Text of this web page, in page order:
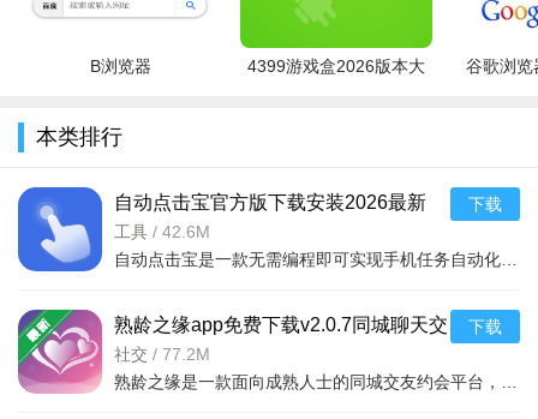
B浏览器
4399游戏盒2026版本大
谷歌浏览
本类排行
自动点击宝官方版下载安装2026最新
v26.07.27安卓版
工具 / 42.6M
下载
熟龄之缘app免费下载v2.0.7同城聊天交
友软件
社交 / 77.2M
下载